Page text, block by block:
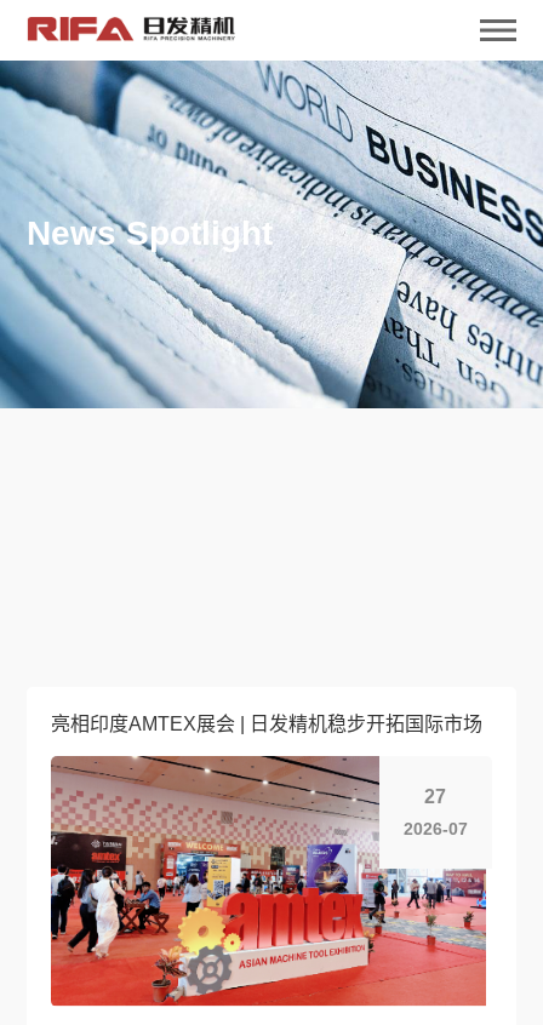
News Spotlight
亮相印度AMTEX展会 | 日发精机稳步开拓国际市场
27
2026-07